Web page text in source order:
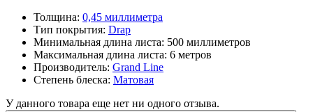
Толщина: 0,45 миллиметра
Тип покрытия: Drap
Минимальная длина листа: 500 миллиметров
Максимальная длина листа: 6 метров
Производитель: Grand Line
Степень блеска: Матовая
У данного товара еще нет ни одного отзыва.